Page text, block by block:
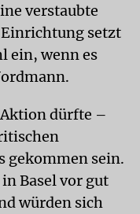
verstaubte
setzt
ein, wenn es
dürfte –
gekommen sein.
Basel vor gut
würden sich